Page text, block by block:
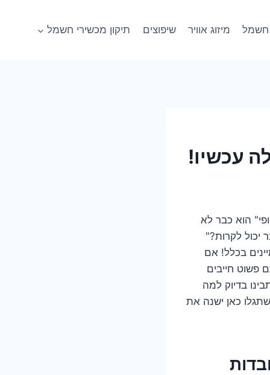
חשמל מיזוג אוויר שיפוצים תיקון מכשירי חשמל
עכשיו!
הוא כבר לא
יכול לקרות?"
בכלל! אם
פשוט חייבים
בדיוק למה
כאן ישנה את